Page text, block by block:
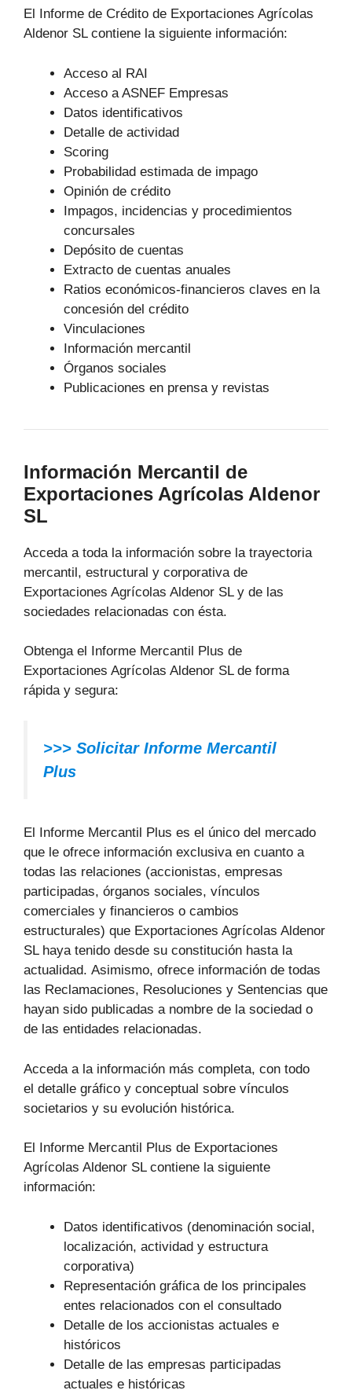
El Informe de Crédito de Exportaciones Agrícolas
Aldenor SL contiene la siguiente información:
Acceso al RAI
Acceso a ASNEF Empresas
Datos identificativos
Detalle de actividad
Scoring
Probabilidad estimada de impago
Opinión de crédito
Impagos, incidencias y procedimientos
concursales
Depósito de cuentas
Extracto de cuentas anuales
Ratios económicos-financieros claves en la
concesión del crédito
Vinculaciones
Información mercantil
Órganos sociales
Publicaciones en prensa y revistas
Información Mercantil de
Exportaciones Agrícolas Aldenor
SL
Acceda a toda la información sobre la trayectoria
mercantil, estructural y corporativa de
Exportaciones Agrícolas Aldenor SL y de las
sociedades relacionadas con ésta.
Obtenga el Informe Mercantil Plus de
Exportaciones Agrícolas Aldenor SL de forma
rápida y segura:
>>> Solicitar Informe Mercantil
Plus
El Informe Mercantil Plus es el único del mercado
que le ofrece información exclusiva en cuanto a
todas las relaciones (accionistas, empresas
participadas, órganos sociales, vínculos
comerciales y financieros o cambios
estructurales) que Exportaciones Agrícolas Aldenor
SL haya tenido desde su constitución hasta la
actualidad. Asimismo, ofrece información de todas
las Reclamaciones, Resoluciones y Sentencias que
hayan sido publicadas a nombre de la sociedad o
de las entidades relacionadas.
Acceda a la información más completa, con todo
el detalle gráfico y conceptual sobre vínculos
societarios y su evolución histórica.
El Informe Mercantil Plus de Exportaciones
Agrícolas Aldenor SL contiene la siguiente
información:
Datos identificativos (denominación social,
localización, actividad y estructura
corporativa)
Representación gráfica de los principales
entes relacionados con el consultado
Detalle de los accionistas actuales e
históricos
Detalle de las empresas participadas
actuales e históricas